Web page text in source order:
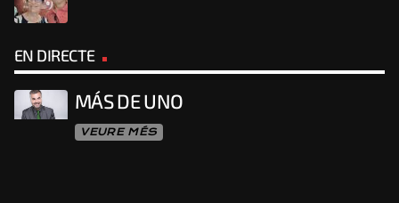
EN DIRECTE
MÁS DE UNO
VEURE MÉS